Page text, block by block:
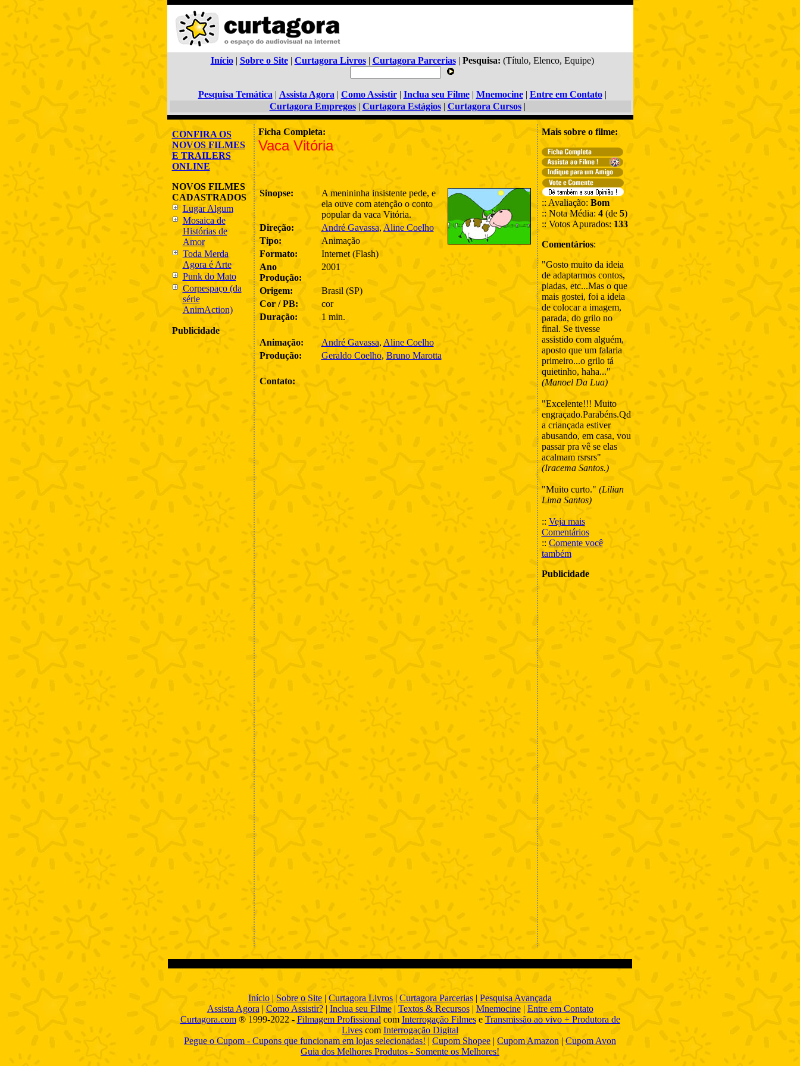
Início| Sobre o Site| Curtagora Livros| Curtagora Parcerias| Pesquisa: (Título, Elenco, Equipe)
Pesquisa Temática | Assista Agora | Como Assistir| Inclua seu Filme | Mnemocine| Entre em Contato|
Curtagora Empregos| Curtagora Estágios| Curtagora Cursos|
CONFIRA OS
NOVOS FILMES
E TRAILERS
ONLINE
NOVOS FILMES
CADASTRADOS
Lugar Algum
Mosaica de
Histórias de
Amor
Toda Merda
Agora é Arte
Punk do Mato
Corpespaço (da
série
AnimAction)
Publicidade
Ficha Completa:
Vaca Vitória
Sinopse:
A menininha insistente pede, e
ela ouve com atenção o conto
popular da vaca Vitória.
Direção:
André Gavassa, Aline Coelho
Tipo:
Animação
Formato:
Internet (Flash)
Ano
Produção:
2001
Origem:
Brasil (SP)
Cor / PB:
cor
Duração:
1 min.
Animação: André Gavassa, Aline Coelho
Produção:
Geraldo Coelho, Bruno Marotta
Contato:
Mais sobre o filme:
:: Avaliação: Bom
:: Nota Média: 4(de 5)
:: Votos Apurados: 133
Comentários:
"Gosto muito da ideia
de adaptarmos contos,
piadas, etc...Mas o que
mais gostei, foi a ideia
de colocar a imagem,
parada, do grilo no
final. Se tivesse
assistido com alguém,
aposto que um falaria
primeiro...o grilo tá
quietinho, haha..."
(Manoel Da Lua)
"Excelente!!! Muito
engraçado.Parabéns.Qd
a criançada estiver
abusando, em casa, vou
passar pra vê se elas
acalmam rsrsrs"
(Iracema Santos.)
"Muito curto." (Lilian
Lima Santos)
:: Veja mais
Comentários
:: Comente você
também
Publicidade
Início | Sobre o Site | Curtagora Livros | Curtagora Parcerias | Pesquisa Avançada
Assista Agora | Como Assistir?| Inclua seu Filme| Textos & Recursos| Mnemocine| Entre em Contato
Curtagora.com® 1999-2022 - Filmagem Profissional com Interrogação Filmese Transmissão ao vivo + Produtora de
Lives com Interrogação Digital
Pegue o Cupom - Cupons que funcionam em lojas selecionadas! | Cupom Shopee | Cupom Amazon | Cupom Avon
Guia dos Melhores Produtos - Somente os Melhores!